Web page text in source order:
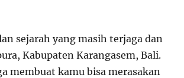
sejarah yang masih terjaga dan
Kabupaten Karangasem, Bali.
membuat kamu bisa merasakan